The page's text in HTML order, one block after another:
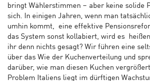
bringt Wählerstimmen – aber keine solide
sich. In einigen Jahren, wenn man
umhin kommt, eine effektive
das System sonst kollabiert, wird es
ihr denn nichts gesagt? Wir führen eine
über das Wie der Kuchenverteilung und
darüber, wie man diesen Kuchen
Problem Italiens liegt im dürftigen